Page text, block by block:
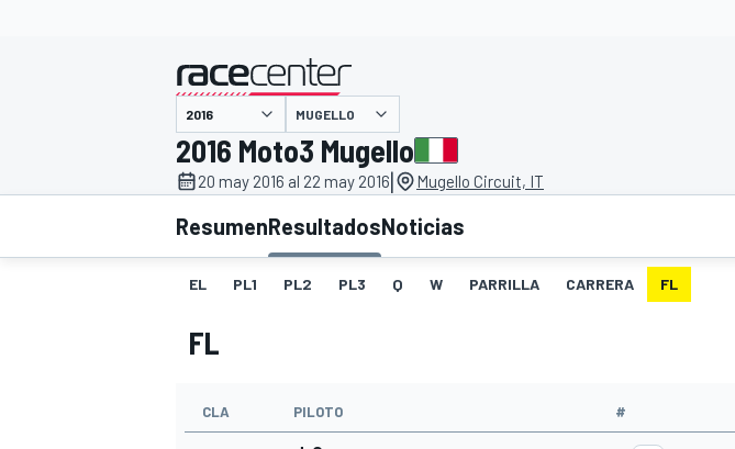
INDYCAR
presentado por
MUGELLO
2016 Moto3 Mugello
20 may 2016 al 22 may 2016| Mugello Circuit, IT
ResumenResultadosNoticias
EL PL1 PL2 PL3 Q W PARRILLA CARRERA FL
FL
CLA PILOTO #